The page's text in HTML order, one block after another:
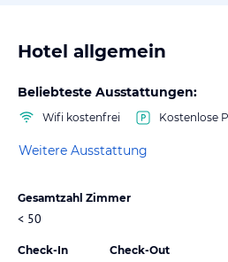
Hotel allgemein
Beliebteste Ausstattungen:
Wifi kostenfrei Kostenlose
Weitere Ausstattung
Gesamtzahl Zimmer
< 50
Check-In Check-Out